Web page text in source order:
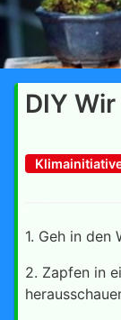
DIY
1. Geh in den
2. Zapfen in